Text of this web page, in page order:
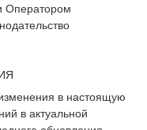
Оператором
в настоящую
в актуальной